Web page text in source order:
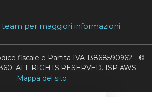
per maggiori informazioni
fiscale e Partita IVA 13868590962 - ©
ALL RIGHTS RESERVED. ISP AWS
Mappa del sito